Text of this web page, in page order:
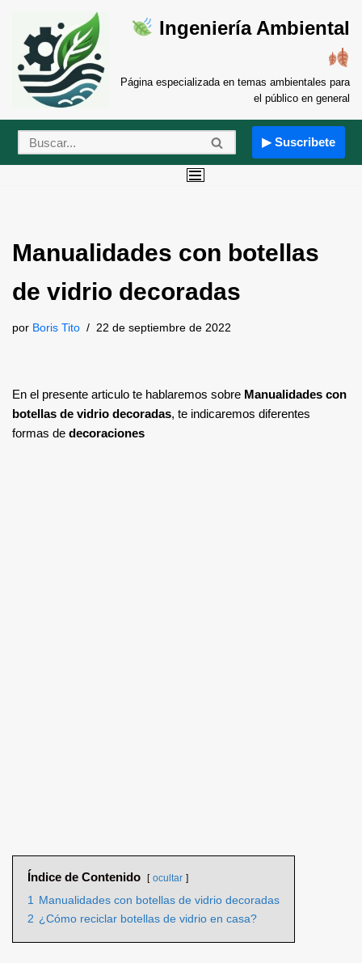
Saltar
al
contenido
Ingeniería Ambiental
Página especializada en temas ambientales para
el público en general
▶ Suscribete
Manualidades con botellas
de vidrio decoradas
por Boris Tito 22 de septiembre de 2022
En el presente articulo te hablaremos sobre Manualidades con
botellas de vidrio decoradas, te indicaremos diferentes
formas de decoraciones
Índice de Contenido ocultar
1 Manualidades con botellas de vidrio decoradas
2 ¿Cómo reciclar botellas de vidrio en casa?